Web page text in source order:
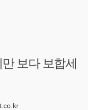
보다 보합세